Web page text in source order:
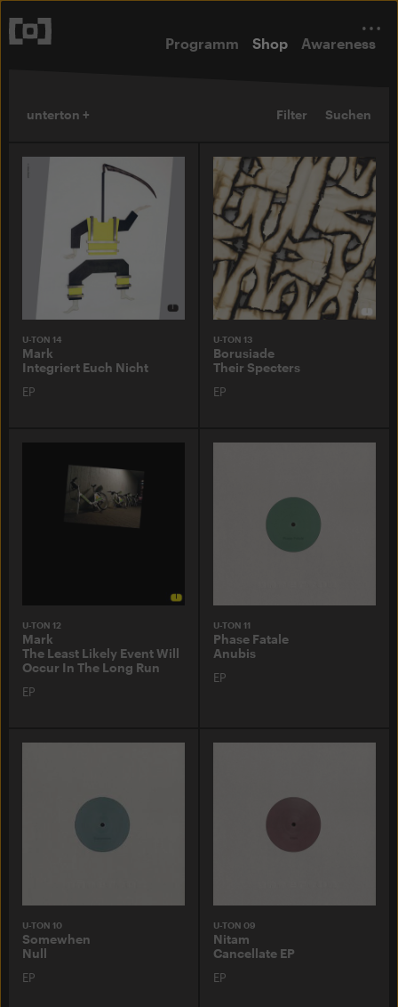
Programm Shop Awareness
unterton + Filter Suchen
U-TON 14
Mark
Integriert Euch Nicht
EP
U-TON 13
Borusiade
Their Specters
EP
U-TON 12
Mark
The Least Likely Event Will
Occur In The Long Run
EP
U-TON 11
Phase Fatale
Anubis
EP
U-TON 10
Somewhen
Null
EP
U-TON 09
Nitam
Cancellate EP
EP